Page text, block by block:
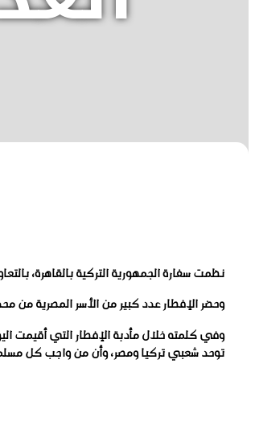
نظمت سفارة الجمهورية التركية بالقاهرة، بالتعاون مع
وحضر الإفطار عدد كبير من الأسر المصرية من
توحد شعبي تركيا ومصر، وأن من واجب كل